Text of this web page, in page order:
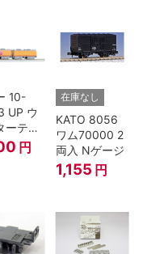
10-
UP ウ
ーテン
両入円
在庫なし
KATO 8056
ワム70000 2
両入 Nゲージ
1,155 円